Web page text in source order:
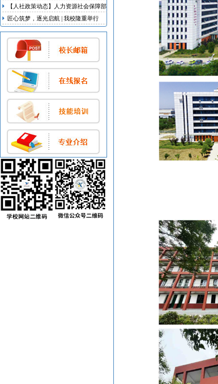
岗位培育行动
资质技工院校名录发布
【人社政策动态】人力资源社会保障部
等5部门联合出台我国首部明确超龄劳
动者权益的专门规章
匠心筑梦，逐光启航 | 我校隆重举行
2026届毕业典礼暨实习欢送会